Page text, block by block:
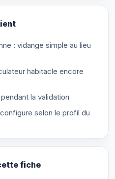
: vidange simple au lieu
habitacle encore
la validation
selon le profil du
fiche